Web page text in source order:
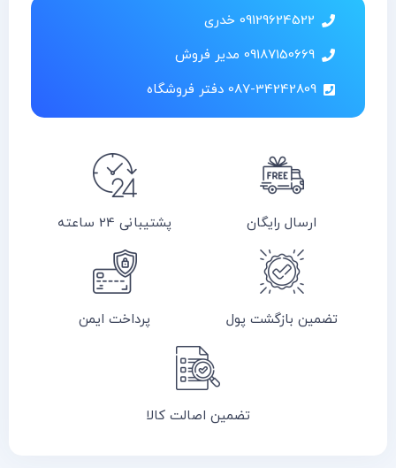
09129624522 خدری
09187150669 مدیر فروش
087-34242809 دفتر فروشگاه
ارسال رایگان پشتیبانی 24 ساعته
تضمین بازگشت پول پرداخت ایمن
تضمین اصالت کالا